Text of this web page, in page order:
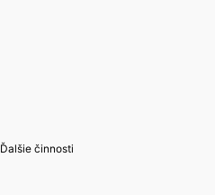
Ďalšie činnosti